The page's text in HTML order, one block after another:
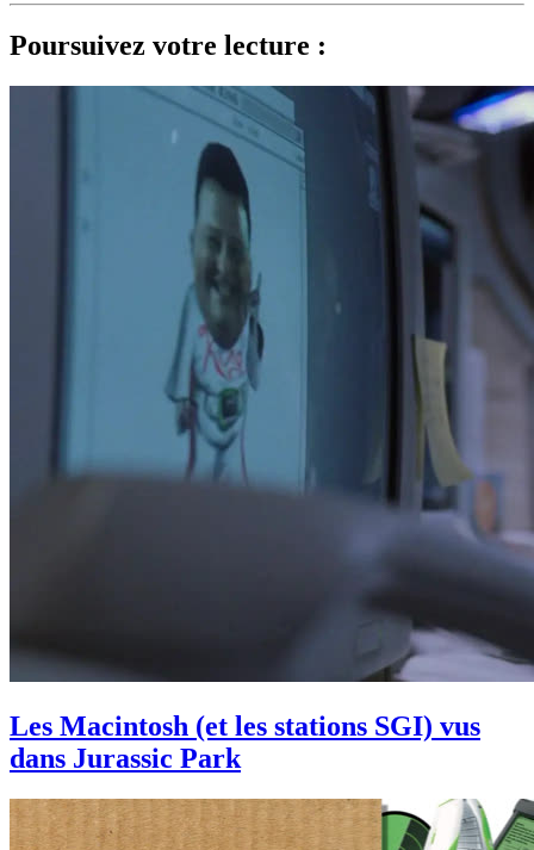
Poursuivez votre lecture :
Les Macintosh (et les stations SGI) vus
dans Jurassic Park